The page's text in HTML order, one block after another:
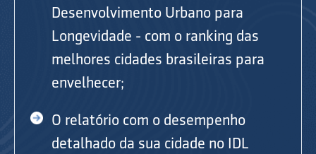
Desenvolvimento Urbano para
Longevidade - com o ranking das
melhores cidades brasileiras para
envelhecer;
O relatório com o desempenho
detalhado da sua cidade no IDL